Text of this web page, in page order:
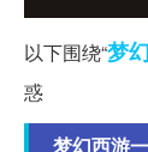
以下围绕“梦
惑
梦幻西游